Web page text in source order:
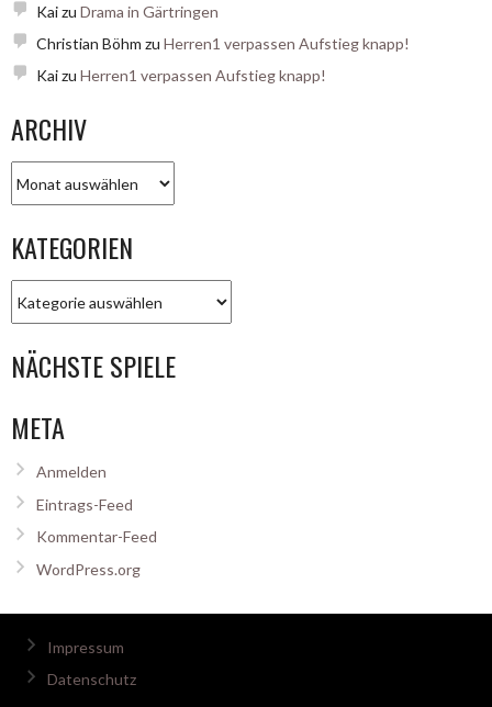
Kaizu Drama in Gärtringen
Christian Böhm zu Herren1 verpassen Aufstieg knapp!
Kaizu Herren1 verpassen Aufstieg knapp!
ARCHIV
KATEGORIEN
NÄCHSTE SPIELE
META
Anmelden
Eintrags-Feed
Kommentar-Feed
WordPress.org
Impressum
Datenschutz